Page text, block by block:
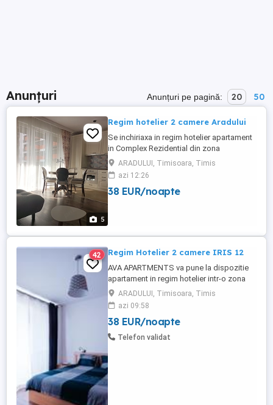
Anunțuri Anunțuri pe pagină: 20 50
5
Regim hotelier 2 camere Aradului
Se inchiriaxa in regim hotelier apartament
in Complex Rezidential din zona
Aradului.Detine centrala termica,aer
conditionat,tv,frigider,masina de spalat. Pt
rezervari si detalii sunati. Pret 200 Ron
noapte
ARADULUI, Timisoara, Timis
azi 12:26
38 EUR/noapte
42 Regim Hotelier 2 camere IRIS 12
AVA APARTMENTS va pune la dispozitie
apartament in regim hotelier intr-o zona
linistita - complexul rezidential Iris
aproape de Iulius Town. Apartamentul
este compus dintr-un dormitor cu pat
matrimonial, living open space cu
bucataria, dressing, baie si 2 balcoane de
ARADULUI, Timisoara, Timis
azi 09:58
38 EUR/noapte
Telefon validat